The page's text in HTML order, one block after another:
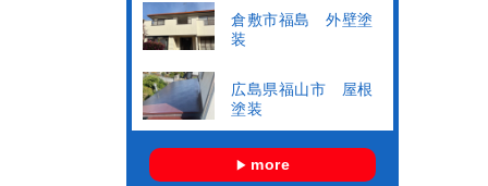
倉敷市福島 外壁塗
装
広島県福山市 屋根
塗装
more